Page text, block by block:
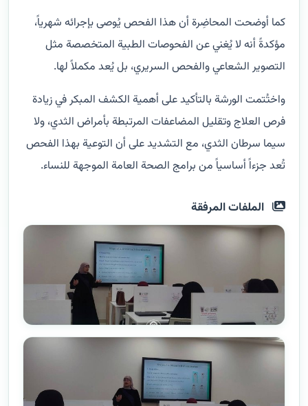
كما أوضحت المحاضِرة أن هذا الفحص يُوصى بإجرائه شهرياً،
مؤكدةً أنه لا يُغني عن الفحوصات الطبية المتخصصة مثل
التصوير الشعاعي والفحص السريري، بل يُعد مكملاً لها.
واختُتمت الورشة بالتأكيد على أهمية الكشف المبكر في زيادة
فرص العلاج وتقليل المضاعفات المرتبطة بأمراض الثدي، ولا
سيما سرطان الثدي، مع التشديد على أن التوعية بهذا الفحص
تُعد جزءاً أساسياً من برامج الصحة العامة الموجهة للنساء.
الملفات المرفقة